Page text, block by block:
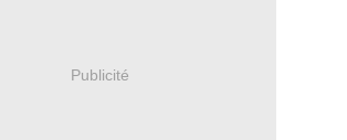
Publicité